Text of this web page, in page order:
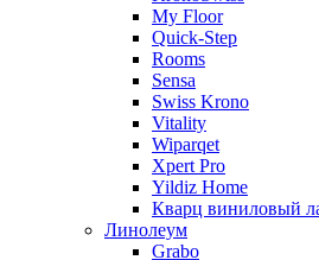
My Floor
Quick-Step
Rooms
Sensa
Swiss Krono
Vitality
Wiparqet
Xpert Pro
Yildiz Home
Кварц виниловый
Линолеум
Grabo